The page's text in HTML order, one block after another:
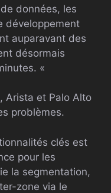
données, les
développement
auparavant des
désormais
«
Arista et Palo Alto
problèmes.
clés est
pour les
la segmentation,
zone via le